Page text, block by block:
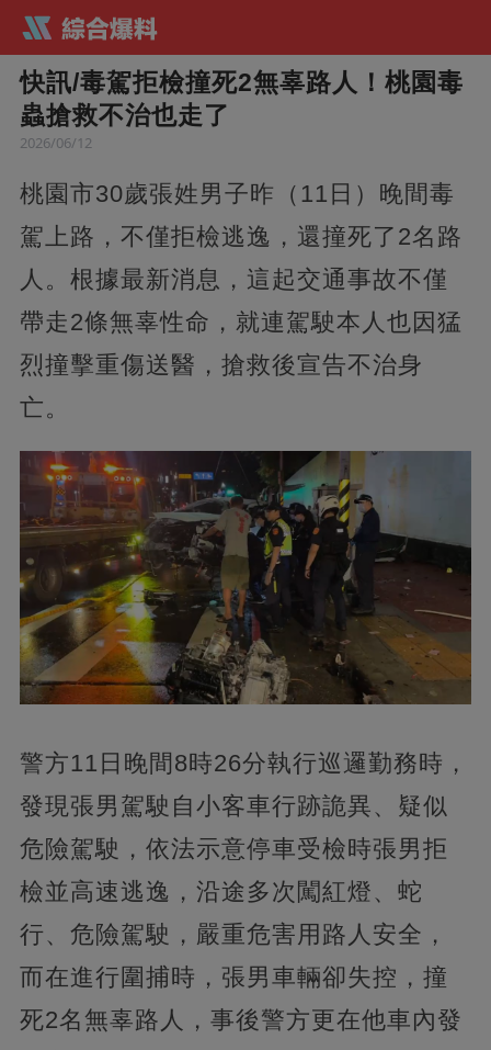
快訊/毒駕拒檢撞死2無辜路人！桃園毒
蟲搶救不治也走了
2026/06/12
桃園市30歲張姓男子昨（11日）晚間毒
駕上路，不僅拒檢逃逸，還撞死了2名路
人。根據最新消息，這起交通事故不僅
帶走2條無辜性命，就連駕駛本人也因猛
烈撞擊重傷送醫，搶救後宣告不治身
亡。
警方11日晚間8時26分執行巡邏勤務時，
發現張男駕駛自小客車行跡詭異、疑似
危險駕駛，依法示意停車受檢時張男拒
檢並高速逃逸，沿途多次闖紅燈、蛇
行、危險駕駛，嚴重危害用路人安全，
而在進行圍捕時，張男車輛卻失控，撞
死2名無辜路人，事後警方更在他車內發